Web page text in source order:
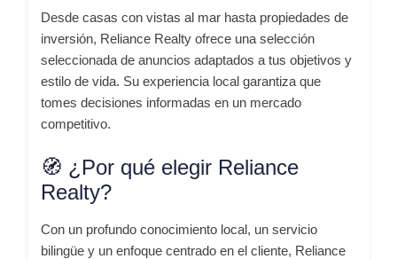
Desde casas con vistas al mar hasta propiedades de
inversión, Reliance Realty ofrece una selección
seleccionada de anuncios adaptados a tus objetivos y
estilo de vida. Su experiencia local garantiza que
tomes decisiones informadas en un mercado
competitivo.
🧭 ¿Por qué elegir Reliance
Realty?
Con un profundo conocimiento local, un servicio
bilingüe y un enfoque centrado en el cliente, Reliance